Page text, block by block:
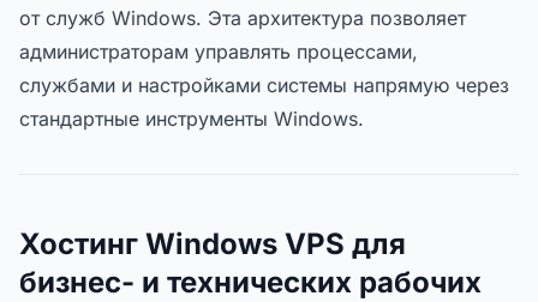
от служб Windows. Эта архитектура позволяет
администраторам управлять процессами,
службами и настройками системы напрямую через
стандартные инструменты Windows.
Хостинг Windows VPS для
бизнес- и технических рабочих